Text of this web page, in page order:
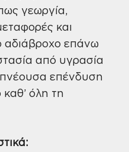
γεωργία,
και
αδιάβροχο επάνω
από υγρασία
επένδυση
καθ’ όλη τη